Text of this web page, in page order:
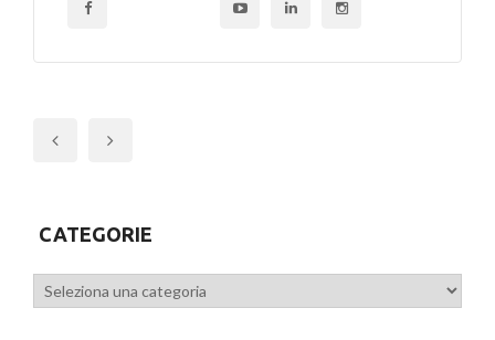
CATEGORIE
Categorie